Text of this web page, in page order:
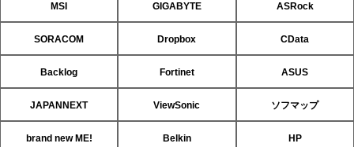
MSI GIGABYTE ASRock
SORACOM Dropbox CData
Backlog Fortinet ASUS
JAPANNEXT ViewSonic ソフマップ
brand new ME! Belkin HP